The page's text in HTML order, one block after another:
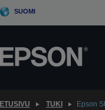
SUOMI
ETUSIVU TUKI Epson